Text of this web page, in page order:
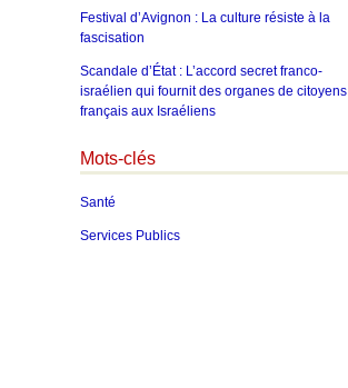
Festival d’Avignon : La culture résiste à la
fascisation
Scandale d’État : L’accord secret franco-
israélien qui fournit des organes de citoyens
français aux Israéliens
Mots-clés
Santé
Services Publics